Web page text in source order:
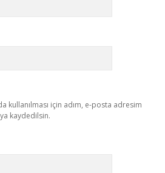
kullanılması için adım, e-posta adresim
kaydedilsin.